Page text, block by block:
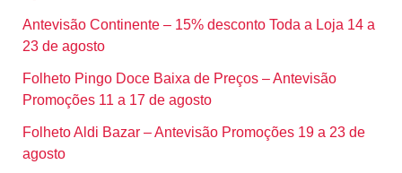
Antevisão Continente – 15% desconto Toda a Loja 14 a
23 de agosto
Folheto Pingo Doce Baixa de Preços – Antevisão
Promoções 11 a 17 de agosto
Folheto Aldi Bazar – Antevisão Promoções 19 a 23 de
agosto